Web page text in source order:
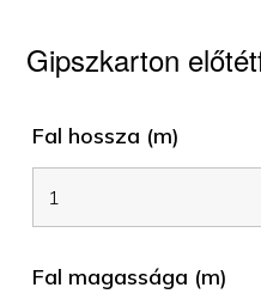
Gipszkarton
Fal hossza (m)
Fal magassága (m)